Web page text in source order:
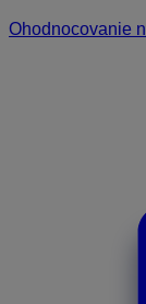
Ohodnocovanie